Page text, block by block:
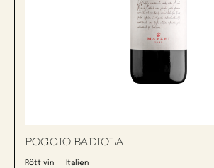
POGGIO BADIOLA
Rött vin Italien